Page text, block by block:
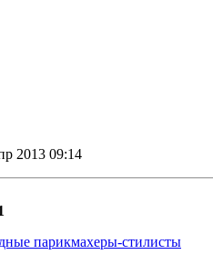
2013 09:14
парикмахеры-стилисты